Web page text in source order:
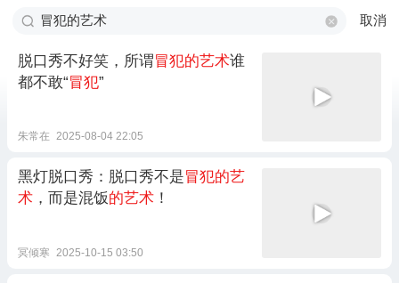
取消
脱口秀不好笑，所谓冒犯的艺术谁
都不敢“冒犯”
朱常在 2025-08-04 22:05
黑灯脱口秀：脱口秀不是冒犯的艺
术 ，而是混饭的艺术 ！
冥倾寒 2025-10-15 03:50